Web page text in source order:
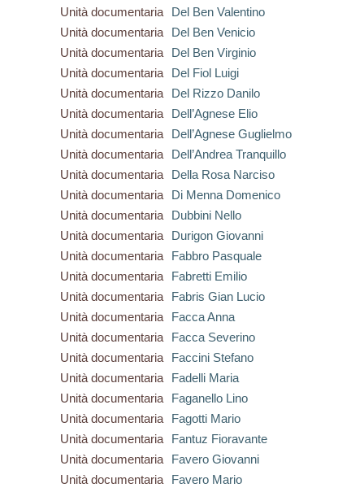
Unità documentaria
Del Ben Valentino
Unità documentaria
Del Ben Venicio
Unità documentaria
Del Ben Virginio
Unità documentaria
Del Fiol Luigi
Unità documentaria
Del Rizzo Danilo
Unità documentaria
Dell’Agnese Elio
Unità documentaria
Dell’Agnese Guglielmo
Unità documentaria
Dell’Andrea Tranquillo
Unità documentaria
Della Rosa Narciso
Unità documentaria
Di Menna Domenico
Unità documentaria
Dubbini Nello
Unità documentaria
Durigon Giovanni
Unità documentaria
Fabbro Pasquale
Unità documentaria
Fabretti Emilio
Unità documentaria
Fabris Gian Lucio
Unità documentaria
Facca Anna
Unità documentaria
Facca Severino
Unità documentaria
Faccini Stefano
Unità documentaria
Fadelli Maria
Unità documentaria
Faganello Lino
Unità documentaria
Fagotti Mario
Unità documentaria
Fantuz Fioravante
Unità documentaria
Favero Giovanni
Unità documentaria
Favero Mario